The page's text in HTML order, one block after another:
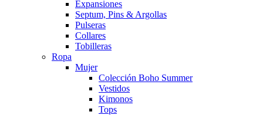
Expansiones
Septum, Pins & Argollas
Pulseras
Collares
Tobilleras
Ropa
Mujer
Colección Boho Summer
Vestidos
Kimonos
Tops